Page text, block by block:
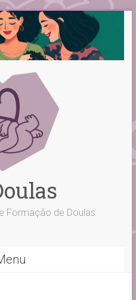
Formação de Doulas